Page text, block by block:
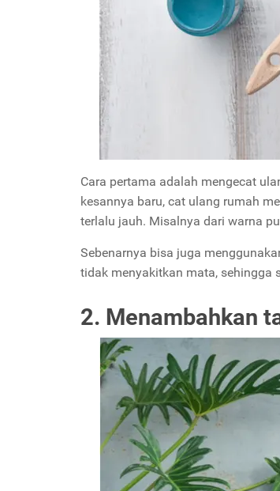
Cara pertama adalah mengecat
kesannya baru, cat ulang rumah
terlalu jauh. Misalnya dari warna
Sebenarnya bisa juga
tidak menyakitkan mata, sehingga
2. Menambahkan